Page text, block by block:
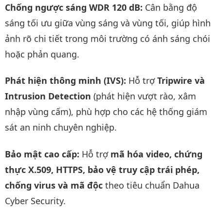
Chống ngược sáng WDR 120 dB: Cân bằng độ
sáng tối ưu giữa vùng sáng và vùng tối, giúp hình
ảnh rõ chi tiết trong môi trường có ánh sáng chói
hoặc phản quang.
Phát hiện thông minh (IVS): Hỗ trợTripwire và
Intrusion Detection (phát hiện vượt rào, xâm
nhập vùng cấm), phù hợp cho các hệ thống giám
sát an ninh chuyên nghiệp.
Bảo mật cao cấp: Hỗ trợ mã hóa video, chứng
thực X.509, HTTPS, bảo vệ truy cập trái phép,
chống virus và mã độc theo tiêu chuẩn Dahua
Cyber Security.